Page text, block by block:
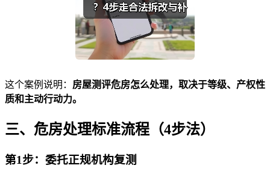
这个案例说明： 房屋测评危房怎么处理，取决于等级、产权性
质和主动行动力。
三、危房处理标准流程（4步法）
第1步：委托正规机构复测